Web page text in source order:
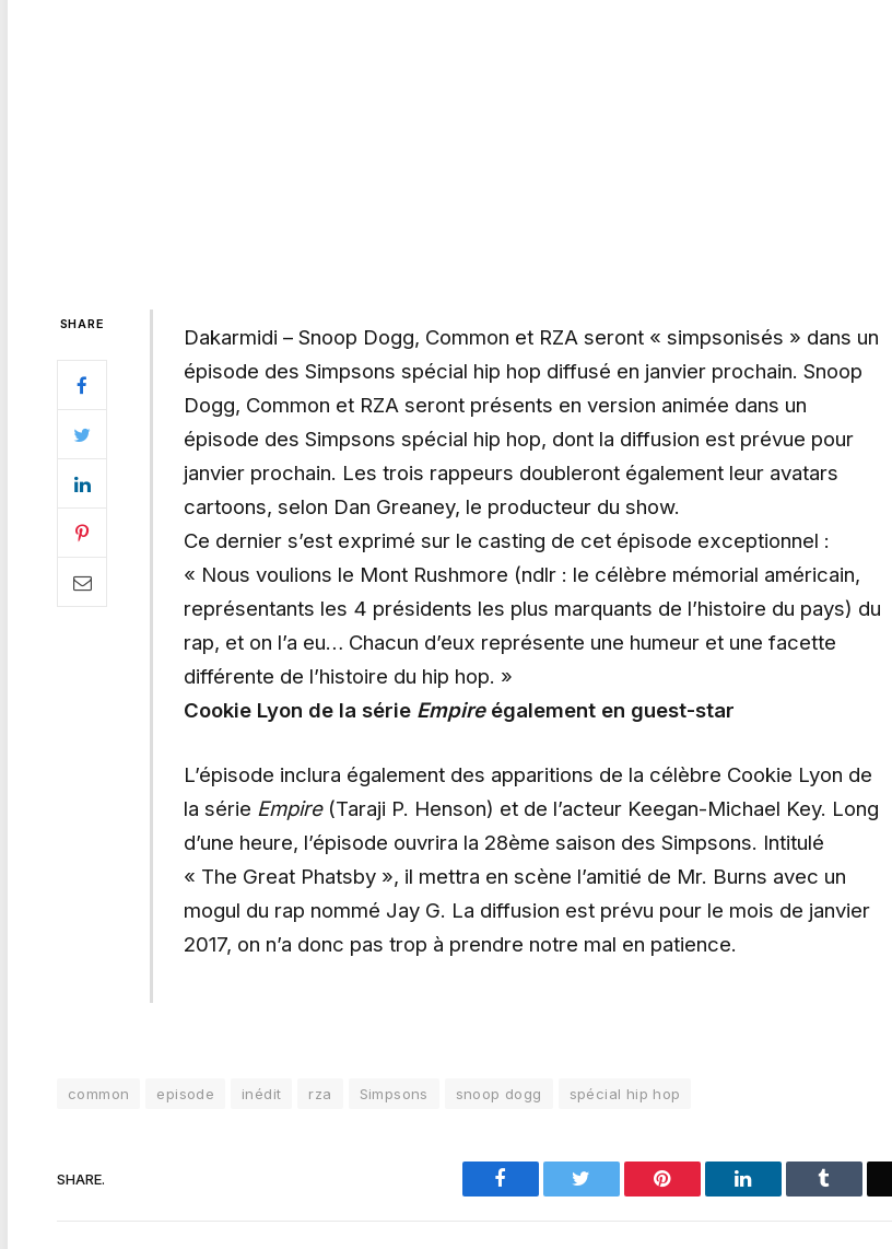
SHARE
Dakarmidi – Snoop Dogg, Common et RZA seront « simpsonisés » dans un
épisode des Simpsons spécial hip hop diffusé en janvier prochain. Snoop
Dogg, Common et RZA seront présents en version animée dans un
épisode des Simpsons spécial hip hop, dont la diffusion est prévue pour
janvier prochain. Les trois rappeurs doubleront également leur avatars
cartoons, selon Dan Greaney, le producteur du show.
Ce dernier s’est exprimé sur le casting de cet épisode exceptionnel :
« Nous voulions le Mont Rushmore (ndlr : le célèbre mémorial américain,
représentants les 4 présidents les plus marquants de l’histoire du pays) du
rap, et on l’a eu… Chacun d’eux représente une humeur et une facette
différente de l’histoire du hip hop. »
Cookie Lyon de la série Empireégalement en guest-star
L’épisode inclura également des apparitions de la célèbre Cookie Lyon de
la série Empire(Taraji P. Henson) et de l’acteur Keegan-Michael Key. Long
d’une heure, l’épisode ouvrira la 28ème saison des Simpsons. Intitulé
« The Great Phatsby », il mettra en scène l’amitié de Mr. Burns avec un
mogul du rap nommé Jay G. La diffusion est prévu pour le mois de janvier
2017, on n’a donc pas trop à prendre notre mal en patience.
common episode inédit rza Simpsons snoop dogg spécial hip hop
SHARE. Facebook Pinterest LinkedIn